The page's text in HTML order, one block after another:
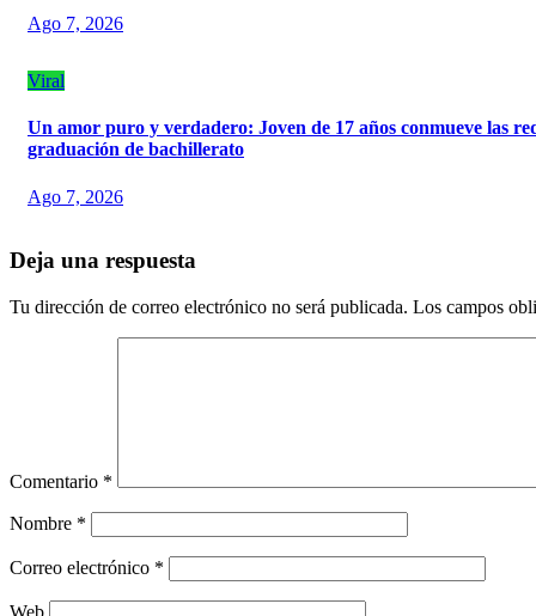
Ago 7, 2026
Viral
Un amor puro y verdadero: Joven de 17 años conmueve las
graduación de bachillerato
Ago 7, 2026
Deja una respuesta
Tu dirección de correo electrónico no será publicada. Los campos
Comentario *
Nombre *
Correo electrónico *
Web